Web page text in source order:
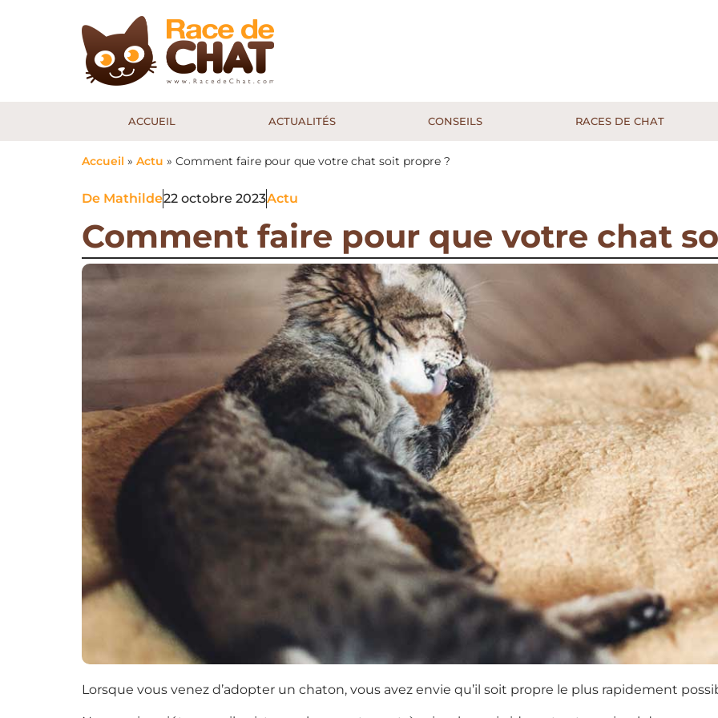
ACCUEIL ACTUALITÉS CONSEILS RACES DE CHAT
Accueil » Actu » Comment faire pour que votre chat soit propre ?
De Mathilde22 octobre 2023Actu
Comment faire pour que votre chat
Lorsque vous venez d’adopter un chaton, vous avez envie qu’il soit propre le plus rapidement